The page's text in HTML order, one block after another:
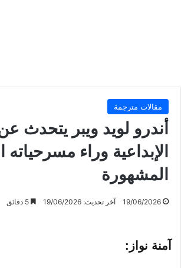
مقالات مترجمة
أندرو لويد ويبر يتحدث
الإبداعية وراء مسرحياته
المشهورة
19/06/2026 آخر تحديث: 19/06/2026
آمنة نواز: